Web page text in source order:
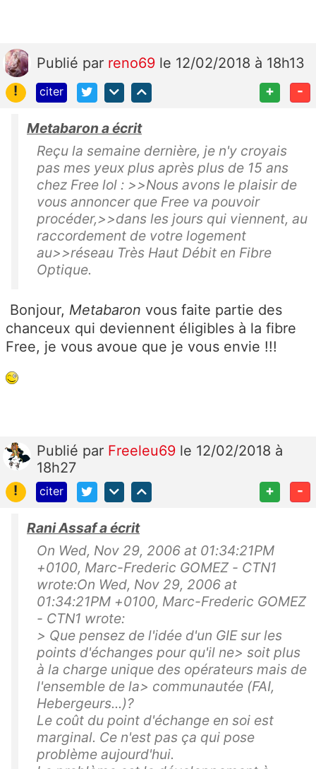
Publié par reno69 le 12/02/2018 à 18h13
!
citer + -
Metabaron a écrit
Reçu la semaine dernière, je n'y croyais
pas mes yeux plus après plus de 15 ans
chez Free lol : >>Nous avons le plaisir de
vous annoncer que Free va pouvoir
procéder,>>dans les jours qui viennent, au
raccordement de votre logement
au>>réseau Très Haut Débit en Fibre
Optique.
Bonjour, Metabaron vous faite partie des
chanceux qui deviennent éligibles à la fibre
Free, je vous avoue que je vous envie !!!
Publié par Freeleu69 le 12/02/2018 à
18h27
!
citer + -
Rani Assaf a écrit
On Wed, Nov 29, 2006 at 01:34:21PM
+0100, Marc-Frederic GOMEZ - CTN1
wrote:On Wed, Nov 29, 2006 at
01:34:21PM +0100, Marc-Frederic GOMEZ
- CTN1 wrote:
> Que pensez de l'idée d'un GIE sur les
points d'échanges pour qu'il ne> soit plus
à la charge unique des opérateurs mais de
l'ensemble de la> communautée (FAI,
Hebergeurs...)?
Le coût du point d'échange en soi est
marginal. Ce n'est pas ça qui pose
problème aujourd'hui.